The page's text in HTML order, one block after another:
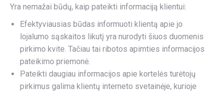
Yra nemažai būdų, kaip pateikti informaciją klientui:
Efektyviausias būdas informuoti klientą apie jo
lojalumo sąskaitos likutį yra nurodyti šiuos duomenis
pirkimo kvite. Tačiau tai ribotos apimties informacijos
pateikimo priemonė.
Pateikti daugiau informacijos apie kortelės turėtojų
pirkimus galima klientų interneto svetainėje, kurioje